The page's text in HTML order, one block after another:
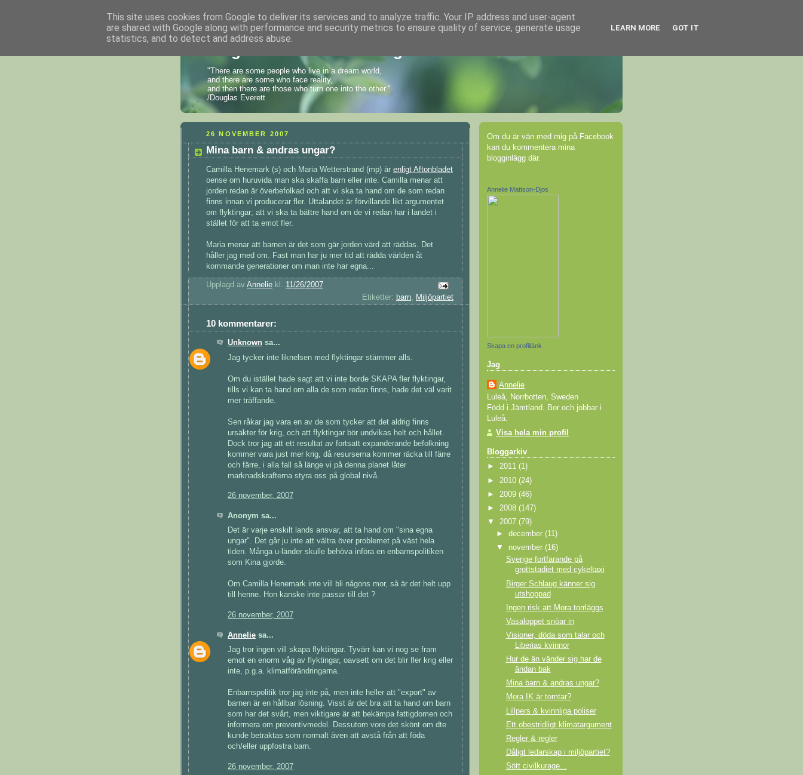
"There are some people who live in a dream world,
and there are some who face reality,
and then there are those who turn one into the other."
/Douglas Everett
26 NOVEMBER 2007
Mina barn & andras ungar?
Camilla Henemark (s) och Maria Wetterstrand (mp) är enligt Aftonbladet
oense om huruvida man ska skaffa barn eller inte. Camilla menar att
jorden redan är överbefolkad och att vi ska ta hand om de som redan
finns innan vi producerar fler. Uttalandet är förvillande likt argumentet
om flyktingar; att vi ska ta bättre hand om de vi redan har i landet i
stället för att ta emot fler.
Maria menar att barnen är det som gär jorden värd att räddas. Det
håller jag med om. Fast man har ju mer tid att rädda världen åt
kommande generationer om man inte har egna...
Upplagd av Annelie kl. 11/26/2007
Etiketter: barn, Miljöpartiet
10 kommentarer:
Unknown sa...
Jag tycker inte liknelsen med flyktingar stämmer alls.
Om du istället hade sagt att vi inte borde SKAPA fler flyktingar,
tills vi kan ta hand om alla de som redan finns, hade det väl varit
mer träffande.
Sen råkar jag vara en av de som tycker att det aldrig finns
ursäkter för krig, och att flyktingar bör undvikas helt och hållet.
Dock tror jag att ett resultat av fortsatt expanderande befolkning
kommer vara just mer krig, då resurserna kommer räcka till färre
och färre, i alla fall så länge vi på denna planet låter
marknadskrafterna styra oss på global nivå.
26 november, 2007
Anonym sa...
Det är varje enskilt lands ansvar, att ta hand om "sina egna
ungar". Det går ju inte att vältra över problemet på väst hela
tiden. Många u-länder skulle behöva införa en enbarnspolitiken
som Kina gjorde.
Om Camilla Henemark inte vill bli någons mor, så är det helt upp
till henne. Hon kanske inte passar till det ?
26 november, 2007
Annelie sa...
Jag tror ingen vill skapa flyktingar. Tyvärr kan vi nog se fram
emot en enorm våg av flyktingar, oavsett om det blir fler krig eller
inte, p.g.a. klimatförändringarna.
Enbarnspolitik tror jag inte på, men inte heller att "export" av
barnen är en hållbar lösning. Visst är det bra att ta hand om barn
som har det svårt, men viktigare är att bekämpa fattigdomen och
informera om preventivmedel. Dessutom vore det skönt om dte
kunde betraktas som normalt även att avstå från att föda
och/eller uppfostra barn.
26 november, 2007
Om du är vän med mig på Facebook
kan du kommentera mina
blogginlägg där.
Annelie Mattson-Djos
Skapa en profillänk
Jag
Annelie
Luleå, Norrbotten, Sweden
Född i Jämtland. Bor och jobbar i
Luleå.
Visa hela min profil
Bloggarkiv
► 2011 (1)
► 2010 (24)
► 2009 (46)
► 2008 (147)
▼ 2007 (79)
►december(11)
▼ november(16)
Sverige fortfarande på
grottstadiet med cykeltaxi
Birger Schlaug känner sig
utshoppad
Ingen risk att Mora torrläggs
Vasaloppet snöar in
Visioner, döda som talar och
Liberias kvinnor
Hur de än vänder sig har de
ändan bak
Mina barn & andras ungar?
Mora IK är tomtar?
Lillpers & kvinnliga poliser
Ett obestridligt klimatargument
Regler & regler
Dåligt ledarskap i miljöpartiet?
Sött civilkurage...
This site uses cookies from Google to deliver its services and to analyze traffic. Your IP address and user-agent
are shared with Google along with performance and security metrics to ensure quality of service, generate usage
statistics, and to detect and address abuse.
LEARN MORE GOT IT